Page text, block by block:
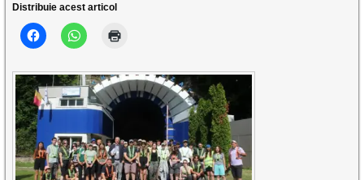
Distribuie acest articol